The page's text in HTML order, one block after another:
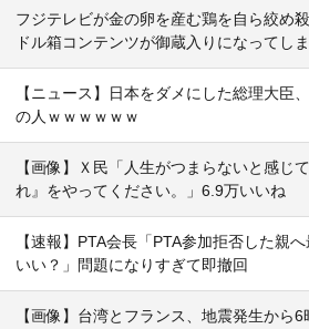
フジテレビが金の卵を産む鶏を自ら絞め
ドル箱コンテンツが御蔵入りになってし
【ニュース】日本をダメにした総理大臣
の人ｗｗｗｗｗｗ
【画像】Ｘ民「人生がつまらないと感じ
れ』をやってください。」6.9万いいね
【速報】PTA会長「PTA参加拒否した親
いい？」問題になりすぎて即撤回
【画像】台湾とフランス、地震発生から